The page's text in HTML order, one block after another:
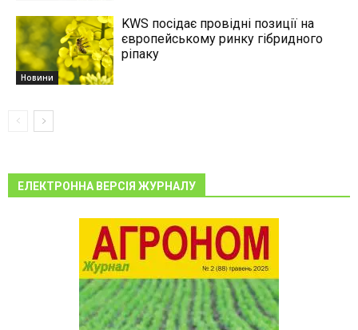
Новини
KWS посідає провідні позиції на
європейському ринку гібридного
ріпаку
ЕЛЕКТРОННА ВЕРСІЯ ЖУРНАЛУ